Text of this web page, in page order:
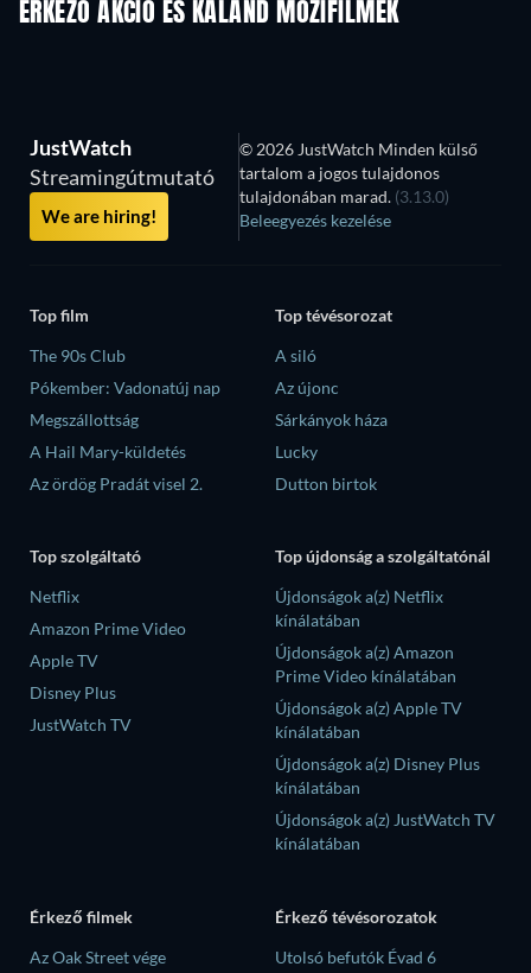
ÉRKEZŐ AKCIÓ ÉS KALAND MOZIFILMEK
JustWatch
Streamingútmutató
We are hiring!
© 2026 JustWatch Minden külső
tartalom a jogos tulajdonos
tulajdonában marad. (3.13.0)
Beleegyezés kezelése
Top film
The 90s Club
Pókember: Vadonatúj nap
Megszállottság
A Hail Mary-küldetés
Az ördög Pradát visel 2.
Top tévésorozat
A siló
Az újonc
Sárkányok háza
Lucky
Dutton birtok
Top szolgáltató
Netflix
Amazon Prime Video
Apple TV
Disney Plus
JustWatch TV
Top újdonság a szolgáltatónál
Újdonságok a(z) Netflix
kínálatában
Újdonságok a(z) Amazon
Prime Video kínálatában
Újdonságok a(z) Apple TV
kínálatában
Újdonságok a(z) Disney Plus
kínálatában
Újdonságok a(z) JustWatch TV
kínálatában
Érkező filmek
Az Oak Street vége
Érkező tévésorozatok
Utolsó befutók Évad 6